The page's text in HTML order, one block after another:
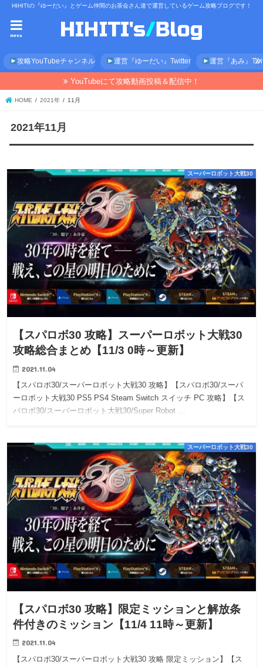
HIHITIの『ゆーだい』とゲーム仲間のお茶会さん達で運営しているゲーム攻略ブログです！
menu
攻略YouTubeチャンネル 運営『ゆーだい』Twitter 運営『あみ』
YouTubeにて攻略動画投稿＆配信中！
HOME 2021年 11月
2021年11月
スーパーロボット大戦30
【スパロボ30 攻略】スーパーロボット大戦30
攻略総合まとめ【11/3 0時～更新】
2021.11.04
【スパロボ30/スーパーロボット大戦30 攻略】【スパロボ30/スーパ
ーロボット大戦30 PS5 PS4 Steam Switch スイッチ PC 攻略】【ス
パロボ30/スーパーロボット大戦30/Super Robot …
スーパーロボット大戦30
【スパロボ30 攻略】限定ミッションと解放条
件付きのミッション【11/4 11時～更新】
2021.11.04
【スパロボ30/スーパーロボット大戦30 攻略 限定ミッション】【ス